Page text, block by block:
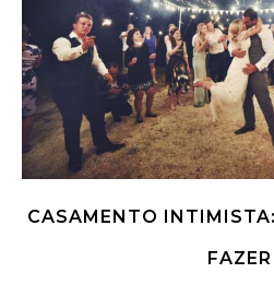
CASAMENTO
FAZER